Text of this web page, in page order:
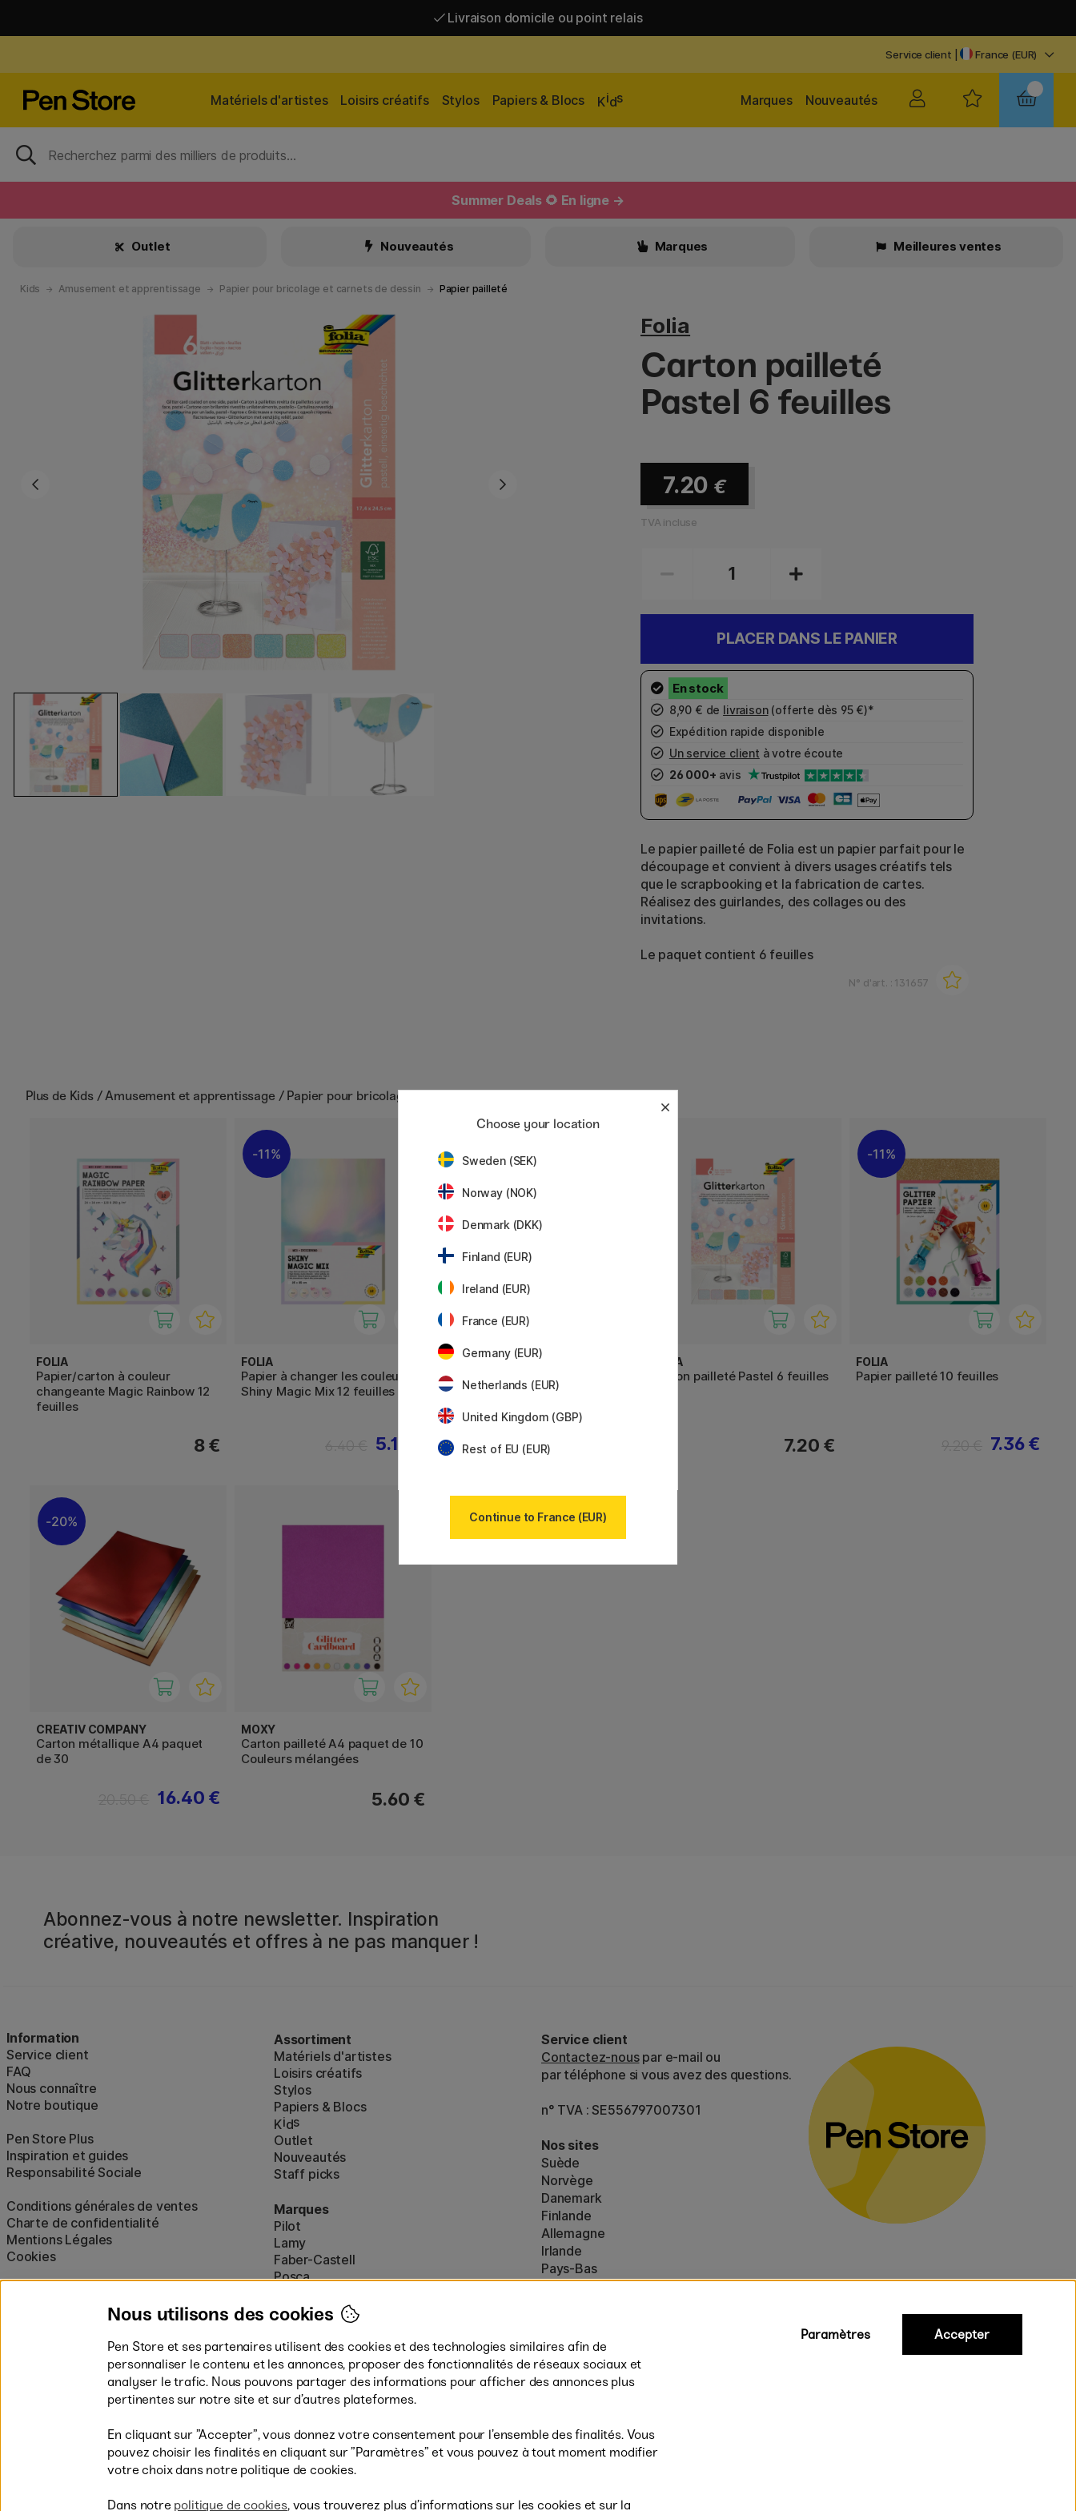
Livraison domicile ou point relais
Service client | France (EUR)
Matériels d'artistes Loisirs créatifs Stylos Papiers & Blocs Kids Nouveautés
Marques
Summer Deals 🌻 En ligne →
Outlet Nouveautés Marques Meilleures ventes
Kids Amusement et apprentissage Papier pour bricolage et carnets de dessin Papier pailleté
Folia
Carton pailleté
Pastel 6 feuilles
7.20 €
TVA incluse
PLACER DANS LE PANIER
8,90 € de livraison(offerte dès 95 €)*
Expédition rapide disponible
Un service client à votre écoute
26 000+ avis
Le papier pailleté de Folia est un papier parfait pour le
découpage et convient à divers usages créatifs tels
que le scrapbooking et la fabrication de cartes.
Réalisez des guirlandes, des collages ou des
invitations.
Le paquet contient 6 feuilles
N° d'art. : 131657
Plus de Kids / Amusement et apprentissage / Papier pour bricolage et carnets de dessin / Papier pailleté
FOLIA
Papier/carton à couleur
changeante Magic Rainbow 12
feuilles
8 €
11%
FOLIA
Papier à changer les couleurs
Shiny Magic Mix 12 feuilles
5.12 €
FOLIA
Carton pailleté Basique 6
feuilles
FOLIA
Carton pailleté Pastel 6 feuilles
7.20 €
11%
FOLIA
Papier pailleté 10 feuilles
7.36 €
20%
CREATIV COMPANY
Carton métallique A4 paquet
de 30
16.40 €
MOXY
Carton pailleté A4 paquet de 10
Couleurs mélangées
5.60 €
Abonnez-vous à notre newsletter. Inspiration
créative, nouveautés et offres à ne pas manquer !
Information
Service client
FAQ
Nous connaître
Notre boutique
Pen Store Plus
Inspiration et guides
Responsabilité Sociale
Conditions générales de ventes
Charte de confidentialité
Mentions Légales
Cookies
Assortiment
Matériels d'artistes
Loisirs créatifs
Stylos
Papiers & Blocs
Kids
Outlet
Nouveautés
Staff picks
Marques
Pilot
Lamy
Faber-Castell
Posca
Afficher toutes (160)
Service client
Contactez-nouspar e-mail ou
par téléphone si vous avez des questions.
n° TVA : SE556797007301
Nos sites
Suède
Norvège
Danemark
Finlande
Allemagne
Irlande
Pays-Bas
Royaume-Uni
* Des conditions de livraison
s’appliquent aux produits volumineux.
Les modes de paiement
Choose your location
Sweden (SEK)
Norway (NOK)
Denmark (DKK)
Finland (EUR)
Ireland (EUR)
France (EUR)
Germany (EUR)
Netherlands (EUR)
United Kingdom (GBP)
Rest of EU (EUR)
Continue to France (EUR)
Nous utilisons des cookies
Pen Store et ses partenaires utilisent des cookies et des technologies similaires afin de
personnaliser le contenu et les annonces, proposer des fonctionnalités de réseaux sociaux et
analyser le trafic. Nous pouvons partager des informations pour afficher des annonces plus
pertinentes sur notre site et sur d’autres plateformes.
En cliquant sur ”Accepter”, vous donnez votre consentement pour l’ensemble des finalités. Vous
pouvez choisir les finalités en cliquant sur ”Paramètres” et vous pouvez à tout moment modifier
votre choix dans notre politique de cookies.
Dans notre politique de cookies, vous trouverez plus d’informations sur les cookies et sur la
Paramètres Accepter